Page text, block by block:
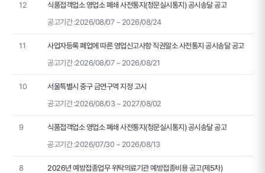
12
식품접객업소 영업소 폐쇄 사전통지(청문실시통지) 공시송달 공고
공고기간 :2026/08/07 ~ 2026/08/24
11
사업자등록 폐업에 따른 영업신고사항 직권말소 사전통지 공시송달 공고
공고기간 :2026/08/07 ~ 2026/08/21
10
서울특별시 중구 금연구역 지정 고시
공고기간 :2026/08/03 ~ 2027/08/02
9
식품접객업소 영업소 폐쇄 사전통지(청문실시통지) 공시송달 공고
공고기간 :2026/07/30 ~ 2026/08/13
8
2026년 예방접종업무 위탁의료기관 예방접종비용 공고(제5차)